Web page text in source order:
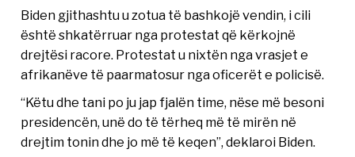
Biden gjithashtu u zotua të bashkojë vendin, i cili
është shkatërruar nga protestat që kërkojnë
drejtësi racore. Protestat u nixtën nga vrasjet e
afrikanëve të paarmatosur nga oficerët e policisë.
“Këtu dhe tani po ju jap fjalën time, nëse më besoni
presidencën, unë do të tërheq më të mirën në
drejtim tonin dhe jo më të keqen”, deklaroi Biden.